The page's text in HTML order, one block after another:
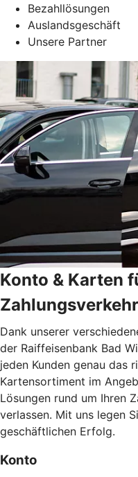
Bezahllösungen
Auslandsgeschäft
Unsere Partner
Konto & Karten
Zahlungsverkehr
Dank unserer
der Raiffeisenbank Bad
jeden Kunden genau das
Kartensortiment im
Lösungen rund um Ihren
verlassen. Mit uns legen
geschäftlichen Erfolg.
Konto